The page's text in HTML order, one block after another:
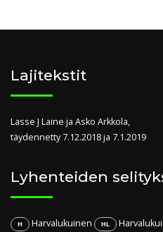
Lajitekstit
Lasse J Laine ja Asko Arkkola,
täydennetty 7.12.2018 ja 7.1.2019
Lyhenteiden
H Harvalukuinen HL